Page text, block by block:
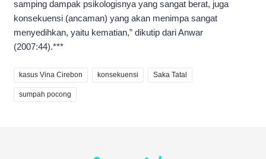
samping dampak psikologisnya yang sangat berat, juga
konsekuensi (ancaman) yang akan menimpa sangat
menyedihkan, yaitu kematian,” dikutip dari Anwar
(2007:44).***
kasus Vina Cirebon konsekuensi Saka Tatal
sumpah pocong